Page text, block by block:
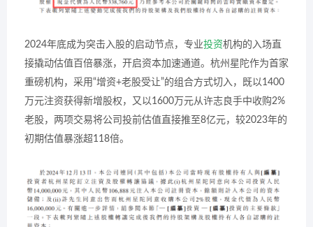
2024年底成为突击入股的启动节点，专业投资机构的入场直
接撬动估值百倍暴涨，开启资本加速通道。杭州星陀作为首家
重磅机构，采用“增资+老股受让”的组合方式切入，既以1400
万元注资获得新增股权，又以1600万元从许志良手中收购2%
老股，两项交易将公司投前估值直接推至8亿元，较2023年的
初期估值暴涨超118倍。